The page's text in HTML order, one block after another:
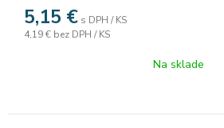
5,15 € s DPH / KS
4,19 € bez DPH / KS
Na sklade